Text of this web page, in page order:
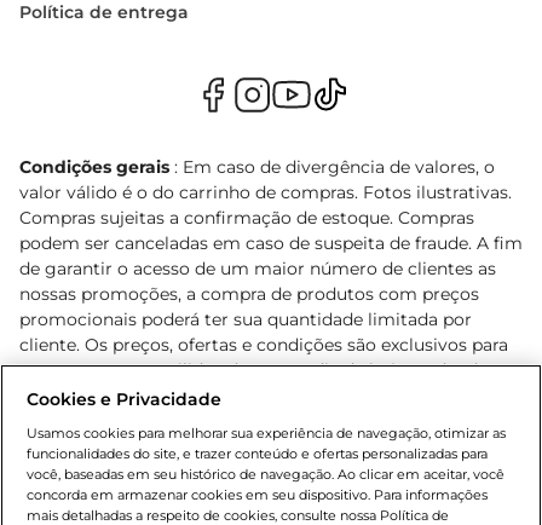
Política de entrega
Condições gerais : Em caso de divergência de valores, o
valor válido é o do carrinho de compras. Fotos ilustrativas.
Compras sujeitas a confirmação de estoque. Compras
podem ser canceladas em caso de suspeita de fraude. A fim
de garantir o acesso de um maior número de clientes as
nossas promoções, a compra de produtos com preços
promocionais poderá ter sua quantidade limitada por
cliente. Os preços, ofertas e condições são exclusivos para
o e-commerce e válidos durante o dia de hoje, podendo
sofrer alterações sem prévia notificação. Proibida a venda
Lei n.º 8069/90, art. 81, inciso II (Estatuto da Criança e do
Adolescente). Preços e condições exclusivos para o
www.bretas.com.br, podendo sofrer alterações sem aviso
Cookies e Privacidade
Usamos cookies para melhorar sua experiência de navegação, otimizar as
funcionalidades do site, e trazer conteúdo e ofertas personalizadas para
você, baseadas em seu histórico de navegação. Ao clicar em aceitar, você
concorda em armazenar cookies em seu dispositivo. Para informações
mais detalhadas a respeito de cookies, consulte nossa Política de